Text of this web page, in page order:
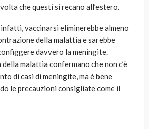
che questi si recano all’estero.
vaccinarsi eliminerebbe almeno
della malattia e sarebbe
davvero la meningite.
della malattia confermano che non c’è
di casi di meningite, ma è bene
le precauzioni consigliate come il